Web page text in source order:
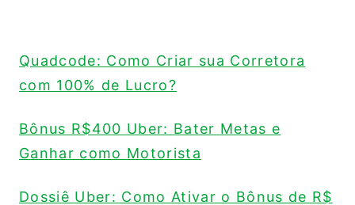
Quadcode: Como Criar sua Corretora
com 100% de Lucro?
Bônus R$400 Uber: Bater Metas e
Ganhar como Motorista
Dossiê Uber: Como Ativar o Bônus de R$